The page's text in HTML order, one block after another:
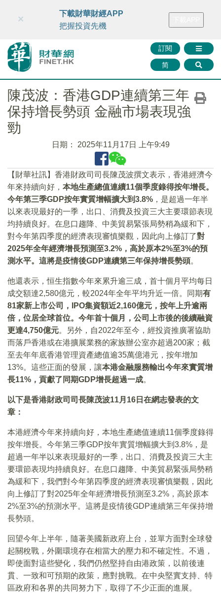
財華智庫網 FINTV FINMETA 財華證券 媒體矩陣
訂閱
简
×
下載財華財經APP
把握投資先機
陳茂波：香港GDP連續第三年
保持增長勢頭 金融市場表現強
勁
日期： 2025年11月17日 上午9:49
【財華社訊】香港財政司司長陳茂波撰文表示，香港經濟今
年來持續向好， 本地生產總值連續11個季度錄得按年增長。
今年第三季GDP按年實質增幅擴大到3.8% ，是超過一年半
以來表現最好的一季，出口、消費及投資三大主要環節表現
均持續良好。在息口趨降、中美貿易緊張局勢稍為緩和下，
對今年第四季度的經濟表現審慎樂觀，因此向上修訂了對
2025年全年經濟增長預測至3.2%，高於原本2%至3%的預
測水平。這將是疫情後GDP連續第三年保持增長勢頭。
他還表示，恒生指數今年來累升逾三成，首十個月平均每日
成交額達2,580億元，較2024年全年平均升近一倍。同期有
81家新上市公司，IPO集資額近2,160億元，按年上升逾兩
倍，位居全球首位。今年首十個月，公司上市後的後續融資
更達4,750億元。另外，自2022年至今，經投資推廣署協助
而落戶香港或在港擴展業務的家族辦公室亦超過200家；截
至去年年底香港管理資產總值逾35萬億港元，按年增加
13%。這些正面的發展，讓本港金融服務輸出今年來實質增
長11%，貢獻了同期GDP增長超過一成。
以下是香港財政司司長陳茂波11月16日在網志發表的文
章：
本港經濟今年來持續向好，本地生產總值連續11個季度錄得
按年增長。今年第三季GDP按年實質增幅擴大到3.8%，是
超過一年半以來表現最好的一季，出口、消費及投資三大主
要環節表現均持續良好。在息口趨降、中美貿易緊張局勢稍
為緩和下，我們對今年第四季度的經濟表現審慎樂觀，因此
向上修訂了對2025年全年經濟增長預測至3.2%，高於原本
2%至3%的預測水平。這將是疫情後GDP連續第三年保持增
長勢頭。
回望今年上半年，隨著美國新政府上台，並單方面對全球發
起關稅戰，外圍環境存在相當大的壓力和不確定性。不過，
即使面對這些變化，我們仍然堅持自由港政策，以前後連
貫、一致和可預期的政策，應對挑戰。在中央堅實支持、特
區政府和各界的共同努力下，取得了不少正面的進展。